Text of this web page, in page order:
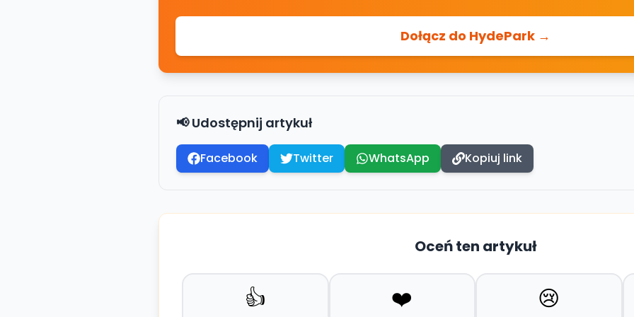
Dołącz do HydePark →
📢 Udostępnij artykuł
Facebook Twitter WhatsApp Kopiuj link
Oceń ten artykuł
👍 ❤️ 😢